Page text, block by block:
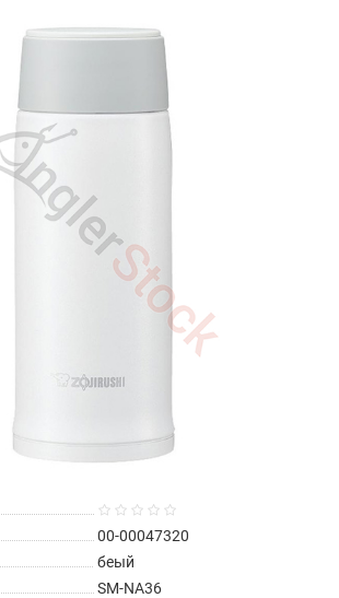
00-00047320
беый
SM-NA36